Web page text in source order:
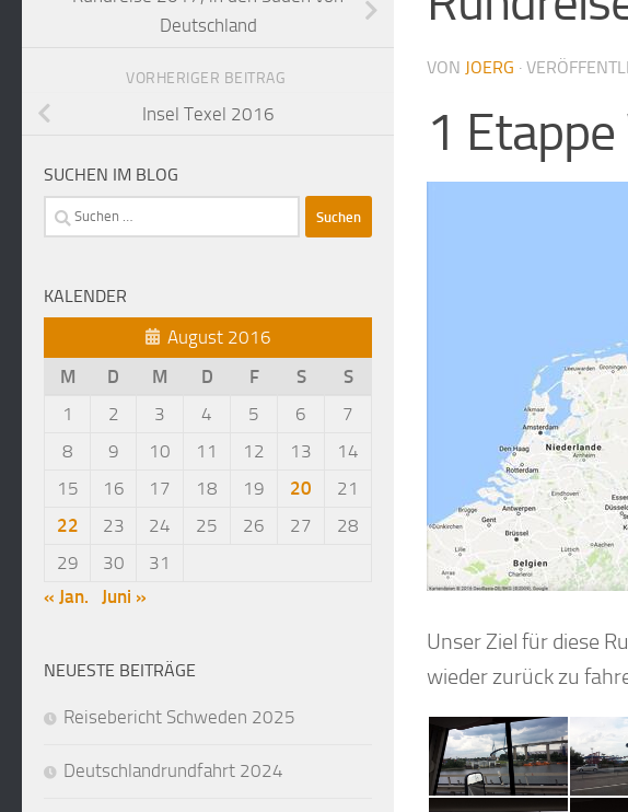
VON JOERG ·
1
Unser Ziel für diese
wieder zurück zu
Deutschland
VORHERIGER BEITRAG
Insel Texel 2016
SUCHEN IM BLOG
Suche
nach:
KALENDER
August 2016
M
D M D F S
S
1
2 3 4 5 6
7
8
9 10 11 12 13
14
15
16 17 18 19 20
21
22
23 24 25 26 27
28
29
30
31
« Jan.
Juni »
NEUESTE BEITRÄGE
Reisebericht Schweden 2025
Deutschlandrundfahrt 2024